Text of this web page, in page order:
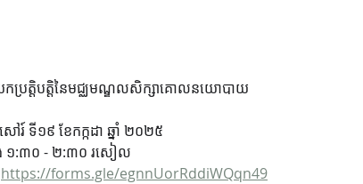
ប្រត្តិបត្តិនៃមជ្ឈមណ្ឌលសិក្សាគោលនយោបាយ
សៅរ៍ ទី១៩ ខែកក្កដា ឆ្នាំ ២០២៥
១:៣០​​​​ - ២:៣០​​​​​​​​​ រសៀល
https://forms.gle/egnnUorRddiWQqn49